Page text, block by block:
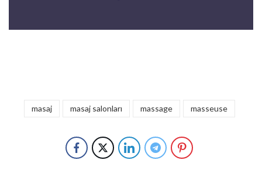
masaj masaj salonları massage masseuse